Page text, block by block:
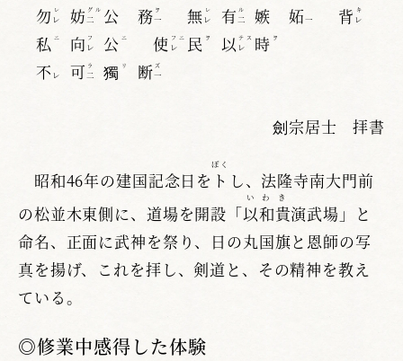
勿 レ
レ 妨 二
グル 公 務一
ヲ 無レ
レ 有 二
ル 嫉 妬一 背 レ
キ
私 ニ 向 レ
フ 公 ニ 使 レ
フニ 民 ヲ 以 レ
テス 時 ヲ
不 レ 可 二
ラ 獨 リ 断一
ズ
劍宗居士 拝書
昭和46年の建国記念日を ト
ぼく
し、法隆寺南大門前
の松並木東側に、道場を開設「以和貴
いわき
演武場」と
命名、正面に武神を祭り、日の丸国旗と恩師の写
真を揚げ、これを拝し、剣道と、その精神を教え
ている。
◎修業中感得した体験